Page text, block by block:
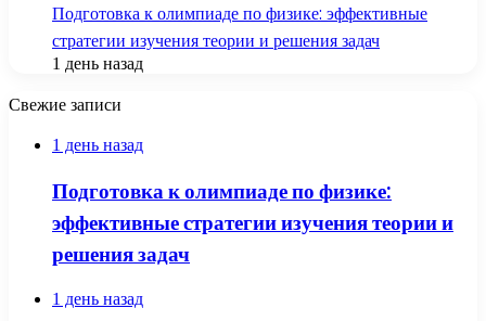
Подготовка к олимпиаде по физике: эффективные
стратегии изучения теории и решения задач
1 день назад
Свежие записи
1 день назад
Подготовка к олимпиаде по физике:
эффективные стратегии изучения теории и
решения задач
1 день назад